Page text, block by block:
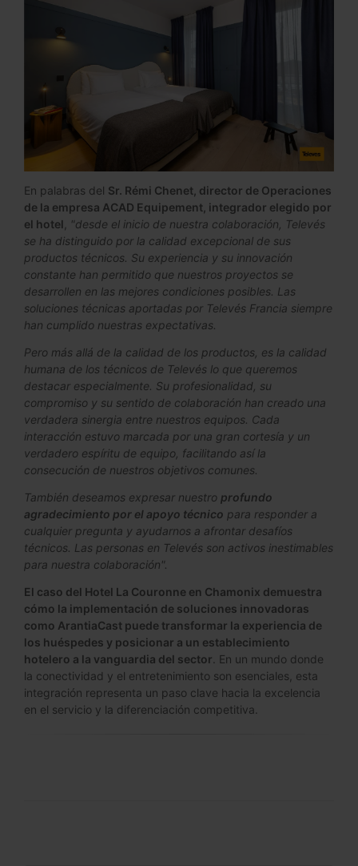
En palabras del Sr. Rémi Chenet, director de Operaciones
de la empresa ACAD Equipement, integrador elegido por
el hotel
"desde el inicio de nuestra colaboración, Televés
se ha distinguido por la calidad excepcional de sus
productos técnicos. Su experiencia y su innovación
constante han permitido que nuestros proyectos se
desarrollen en las mejores condiciones posibles. Las
soluciones técnicas aportadas por Televés Francia siempre
han cumplido nuestras expectativas.
Pero más allá de la calidad de los productos, es la calidad
humana de los técnicos de Televés lo que queremos
destacar especialmente. Su profesionalidad, su
compromiso y su sentido de colaboración han creado una
verdadera sinergia entre nuestros equipos. Cada
interacción estuvo marcada por una gran cortesía y un
verdadero espíritu de equipo, facilitando así la
consecución de nuestros objetivos comunes.
También deseamos expresar nuestro profundo
agradecimiento por el apoyo técnico para responder a
cualquier pregunta y ayudarnos a afrontar desafíos
técnicos. Las personas en Televés son activos inestimables
para nuestra colaboración".
El caso del Hotel La Couronne en Chamonix demuestra
cómo la implementación de soluciones innovadoras
como ArantiaCast puede transformar la experiencia de
los huéspedes y posicionar a un establecimiento
hotelero a la vanguardia del sector . En un mundo donde
la conectividad y el entretenimiento son esenciales, esta
integración representa un paso clave hacia la excelencia
en el servicio y la diferenciación competitiva.